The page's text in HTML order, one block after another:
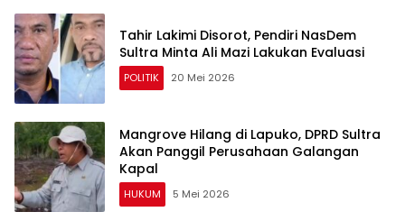
Tahir Lakimi Disorot, Pendiri NasDem
Sultra Minta Ali Mazi Lakukan Evaluasi
POLITIK 20 Mei 2026
Mangrove Hilang di Lapuko, DPRD Sultra
Akan Panggil Perusahaan Galangan
Kapal
HUKUM 5 Mei 2026